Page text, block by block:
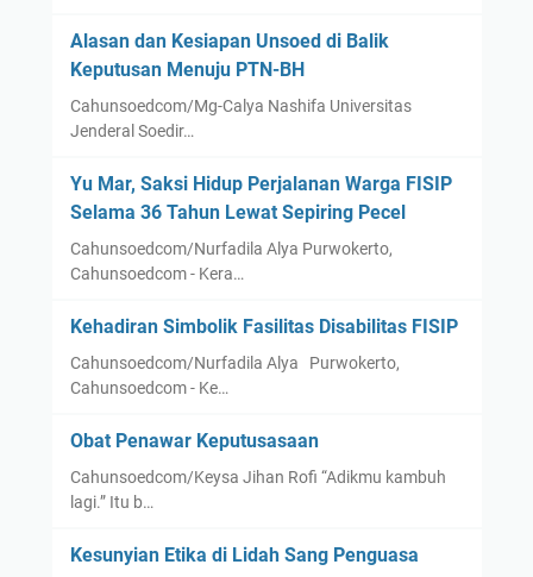
Alasan dan Kesiapan Unsoed di Balik
Keputusan Menuju PTN-BH
Cahunsoedcom/Mg-Calya Nashifa Universitas
Jenderal Soedir…
Yu Mar, Saksi Hidup Perjalanan Warga FISIP
Selama 36 Tahun Lewat Sepiring Pecel
Cahunsoedcom/Nurfadila Alya Purwokerto,
Cahunsoedcom - Kera…
Kehadiran Simbolik Fasilitas Disabilitas FISIP
Cahunsoedcom/Nurfadila Alya Purwokerto,
Cahunsoedcom - Ke…
Obat Penawar Keputusasaan
Cahunsoedcom/Keysa Jihan Rofi “Adikmu kambuh
lagi.” Itu b…
Kesunyian Etika di Lidah Sang Penguasa